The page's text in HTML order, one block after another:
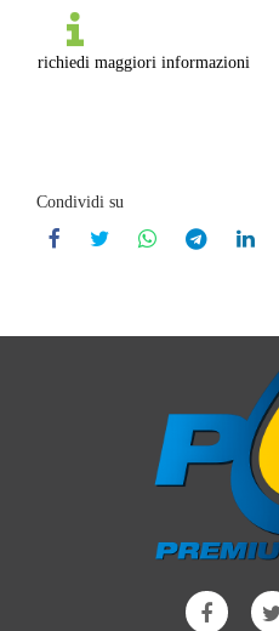
richiedi maggiori informazioni
Condividi su